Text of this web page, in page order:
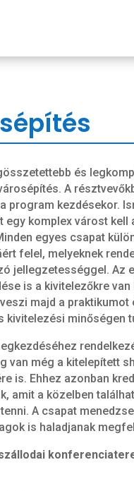
és
A
program kezdésekor.
egy komplex várost kell
egyes csapat
felel, melyeknek
jellegzetességgel. Az
is a kivitelezőkre
majd a praktikumot
kivitelezési minőségen
van még a kitelepített
is. Ehhez azonban
amit a közelben
A csapat
is haladjanak